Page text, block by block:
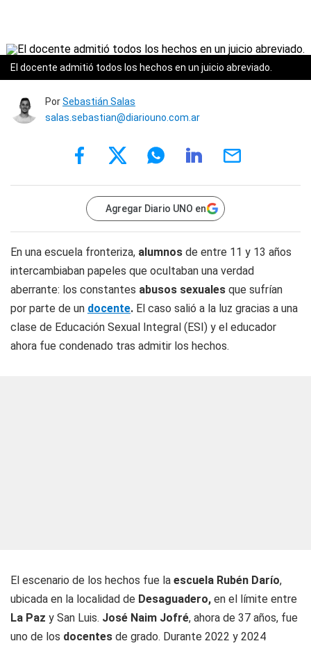
El docente admitió todos los hechos en un juicio abreviado.
PorSebastián Salas
salas.sebastian@diariouno.com.ar
Agregar Diario UNO en
En una escuela fronteriza, alumnos de entre 11 y 13 años
intercambiaban papeles que ocultaban una verdad
aberrante: los constantes abusos sexuales que sufrían
por parte de un docente. El caso salió a la luz gracias a una
clase de Educación Sexual Integral (ESI) y el educador
ahora fue condenado tras admitir los hechos.
El escenario de los hechos fue la escuela Rubén Darío,
ubicada en la localidad de Desaguadero, en el límite entre
La Paz y San Luis. José Naim Jofré, ahora de 37 años, fue
uno de los docentes de grado. Durante 2022 y 2024